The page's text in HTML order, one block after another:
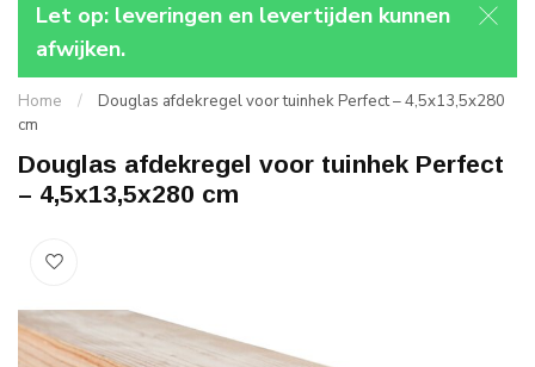
Let op: leveringen en levertijden kunnen
afwijken.
Home /
Douglas afdekregel voor tuinhek Perfect – 4,5x13,5x280
cm
Douglas afdekregel voor tuinhek Perfect
– 4,5x13,5x280 cm